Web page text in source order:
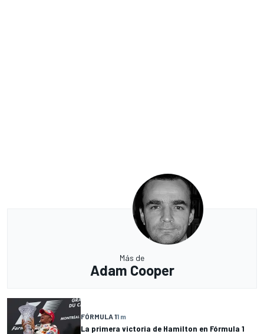
Más de
Adam Cooper
FÓRMULA 11 m
La primera victoria de Hamilton en Fórmula 1